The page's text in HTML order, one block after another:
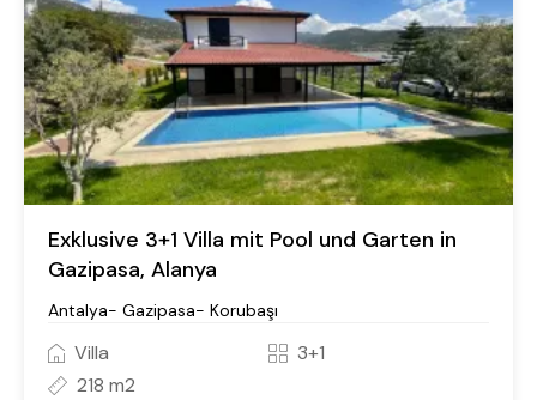
Exklusive 3+1 Villa mit Pool und Garten in
Gazipasa, Alanya
Antalya- Gazipasa- Korubaşı
Villa
3+1
218 m2